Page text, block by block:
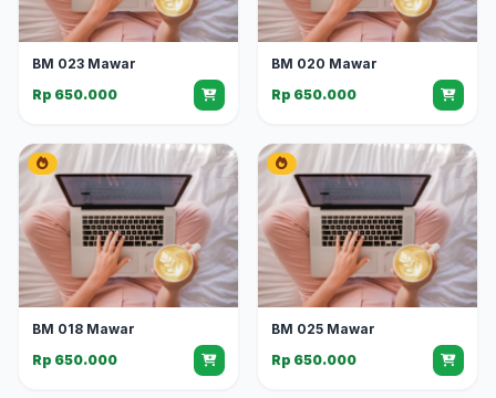
BM 023 Mawar
Rp 650.000
BM 020 Mawar
Rp 650.000
BM 018 Mawar
Rp 650.000
BM 025 Mawar
Rp 650.000